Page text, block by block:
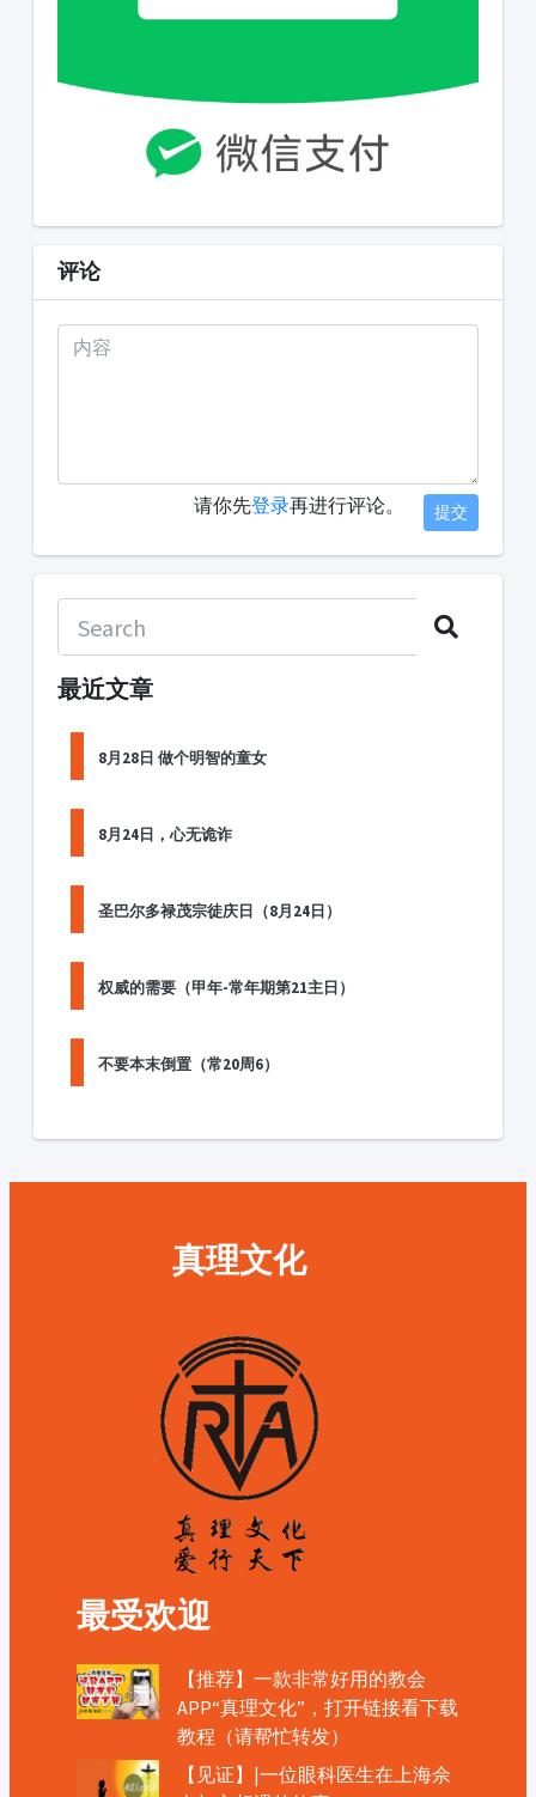
评论
请你先登录再进行评论。 提交
最近文章
8月28日 做个明智的童女
8月24日，心无诡诈
圣巴尔多禄茂宗徒庆日（8月24日）
权威的需要（甲年-常年期第21主日）
不要本末倒置（常20周6）
真理文化
最受欢迎
【推荐】一款非常好用的教会
APP“真理文化”，打开链接看下载
教程（请帮忙转发）
【见证】|一位眼科医生在上海佘